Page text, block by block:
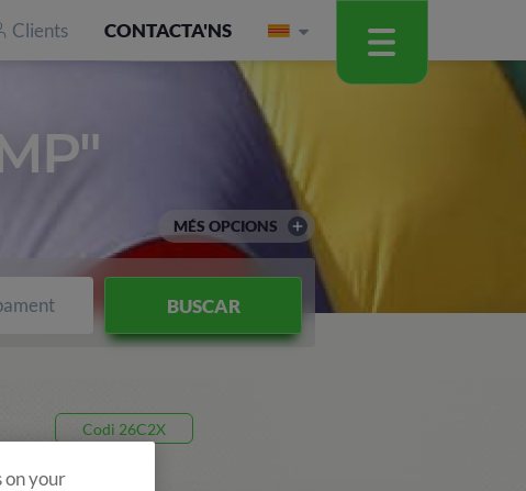
Clients CONTACTA'NS
BUSCAR
MÉS OPCIONS
Codi 26C2X
on your